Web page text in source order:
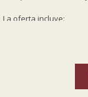
La oferta incluye:
Hasta un 30%
Coctel de
Wi-Fi de